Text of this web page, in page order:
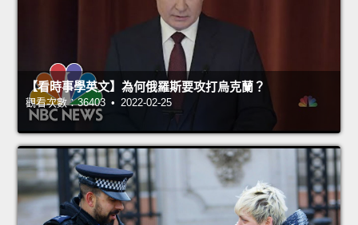
【看時事學英文】為何俄羅斯要攻打烏克蘭？
觀看次數：36403 • 2022-02-25